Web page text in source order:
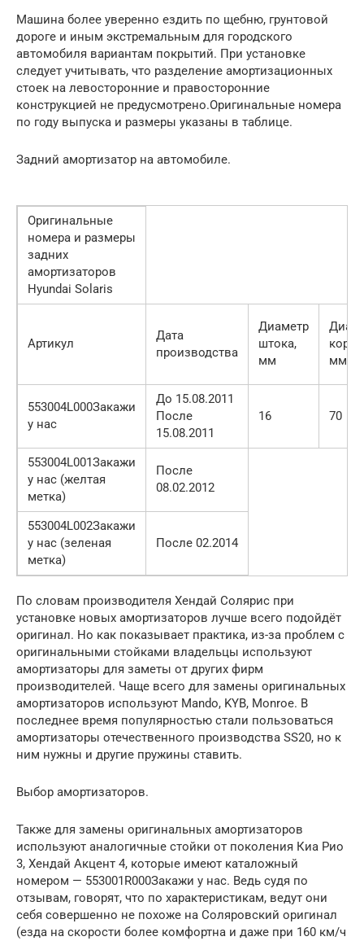
Машина более уверенно ездить по щебню, грунтовой
дороге и иным экстремальным для городского
автомобиля вариантам покрытий. При установке
следует учитывать, что разделение амортизационных
стоек на левосторонние и правосторонние
конструкцией не предусмотрено.Оригинальные номера
по году выпуска и размеры указаны в таблице.
Задний амортизатор на автомобиле.
Оригинальные
номера и размеры
задних
амортизаторов
Hyundai Solaris
Артикул
Дата
производства
Диаметр
штока,
мм
мм
553004L000Закажи
у нас
До 15.08.2011
После
15.08.2011
16 70
553004L001Закажи
у нас (желтая
метка)
После
08.02.2012
553004L002Закажи
у нас (зеленая
метка)
После 02.2014
По словам производителя Хендай Солярис при
установке новых амортизаторов лучше всего подойдёт
оригинал. Но как показывает практика, из-за проблем с
оригинальными стойками владельцы используют
амортизаторы для заметы от других фирм
производителей. Чаще всего для замены оригинальных
амортизаторов используют Mando, KYB, Monroe. В
последнее время популярностью стали пользоваться
амортизаторы отечественного производства SS20, но к
ним нужны и другие пружины ставить.
Выбор амортизаторов.
Также для замены оригинальных амортизаторов
используют аналогичные стойки от поколения Киа Рио
3, Хендай Акцент 4, которые имеют каталожный
номером — 553001R000Закажи у нас. Ведь судя по
отзывам, говорят, что по характеристикам, ведут они
себя совершенно не похоже на Соляровский оригинал
(езда на скорости более комфортна и даже при 160 км/ч